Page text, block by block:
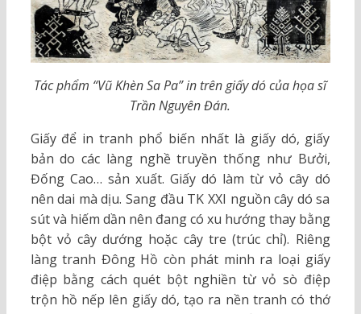
Tác phẩm “Vũ Khèn Sa Pa” in trên giấy dó của họa sĩ
Trần Nguyên Đán.
Giấy để in tranh phổ biến nhất là giấy dó, giấy
bản do các làng nghề truyền thống như Bưởi,
Đống Cao… sản xuất. Giấy dó làm từ vỏ cây dó
nên dai mà dịu. Sang đầu TK XXI nguồn cây dó sa
sút và hiếm dần nên đang có xu hướng thay bằng
bột vỏ cây dướng hoặc cây tre (trúc chỉ). Riêng
làng tranh Đông Hồ còn phát minh ra loại giấy
điệp bằng cách quét bột nghiền từ vỏ sò điệp
trộn hồ nếp lên giấy dó, tạo ra nền tranh có thớ